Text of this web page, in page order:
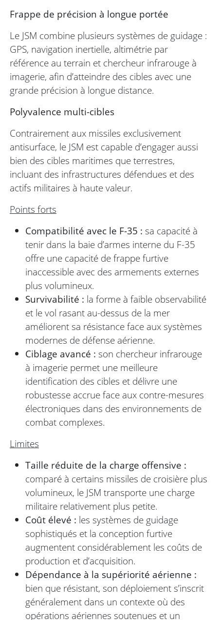
Frappe de précision à longue portée
Le JSM combine plusieurs systèmes de guidage :
GPS, navigation inertielle, altimétrie par
référence au terrain et chercheur infrarouge à
imagerie, afin d’atteindre des cibles avec une
grande précision à longue distance.
Polyvalence multi-cibles
Contrairement aux missiles exclusivement
antisurface, le JSM est capable d’engager aussi
bien des cibles maritimes que terrestres,
incluant des infrastructures défendues et des
actifs militaires à haute valeur.
Points forts
Compatibilité avec le F-35 : sa capacité à
tenir dans la baie d’armes interne du F-35
offre une capacité de frappe furtive
inaccessible avec des armements externes
plus volumineux.
Survivabilité : la forme à faible observabilité
et le vol rasant au-dessus de la mer
améliorent sa résistance face aux systèmes
modernes de défense aérienne.
Ciblage avancé : son chercheur infrarouge
à imagerie permet une meilleure
identification des cibles et délivre une
robustesse accrue face aux contre-mesures
électroniques dans des environnements de
combat complexes.
Limites
Taille réduite de la charge offensive :
comparé à certains missiles de croisière plus
volumineux, le JSM transporte une charge
militaire relativement plus petite.
Coût élevé : les systèmes de guidage
sophistiqués et la conception furtive
augmentent considérablement les coûts de
production et d’acquisition.
Dépendance à la supériorité aérienne :
bien que résistant, son déploiement s’inscrit
généralement dans un contexte où des
opérations aériennes soutenues et un